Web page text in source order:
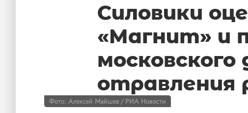
Силовики
«Магнит» и
московского
отравления
Фото: Алексей Майшев / РИА Новости